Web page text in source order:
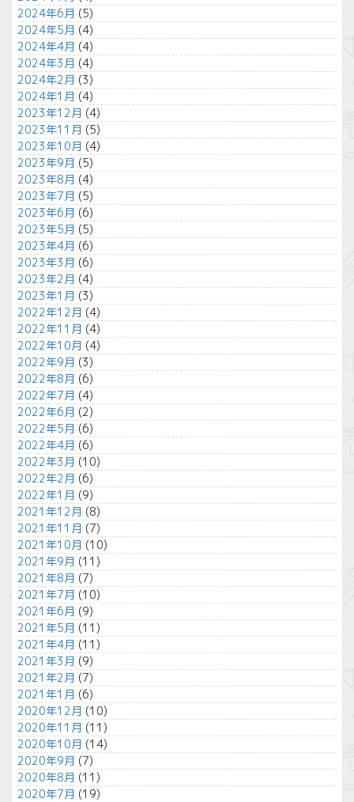
2024年6月 (5)
2024年5月 (4)
2024年4月 (4)
2024年3月 (4)
2024年2月 (3)
2024年1月 (4)
2023年12月 (4)
2023年11月 (5)
2023年10月 (4)
2023年9月 (5)
2023年8月 (4)
2023年7月 (5)
2023年6月 (6)
2023年5月 (5)
2023年4月 (6)
2023年3月 (6)
2023年2月 (4)
2023年1月 (3)
2022年12月 (4)
2022年11月 (4)
2022年10月 (4)
2022年9月 (3)
2022年8月 (6)
2022年7月 (4)
2022年6月 (2)
2022年5月 (6)
2022年4月 (6)
2022年3月 (10)
2022年2月 (6)
2022年1月 (9)
2021年12月 (8)
2021年11月 (7)
2021年10月 (10)
2021年9月 (11)
2021年8月 (7)
2021年7月 (10)
2021年6月 (9)
2021年5月 (11)
2021年4月 (11)
2021年3月 (9)
2021年2月 (7)
2021年1月 (6)
2020年12月 (10)
2020年11月 (11)
2020年10月 (14)
2020年9月 (7)
2020年8月 (11)
2020年7月 (19)